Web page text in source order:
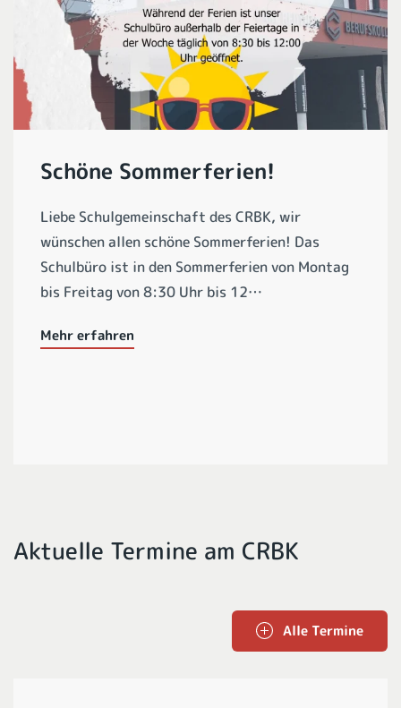
Schöne Sommerferien!
Liebe Schulgemeinschaft des CRBK, wir
wünschen allen schöne Sommerferien! Das
Schulbüro ist in den Sommerferien von Montag
bis Freitag von 8:30 Uhr bis 12…
Mehr erfahren
Aktuelle Termine am CRBK
Alle Termine